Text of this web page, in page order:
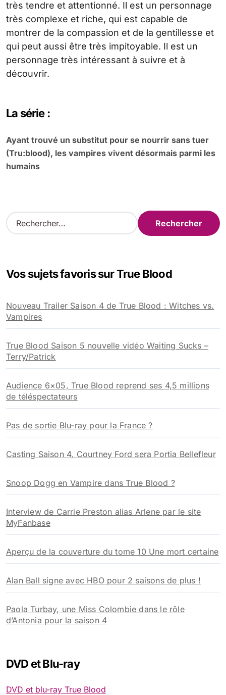
très tendre et attentionné. Il est un personnage
très complexe et riche, qui est capable de
montrer de la compassion et de la gentillesse et
qui peut aussi être très impitoyable. Il est un
personnage très intéressant à suivre et à
découvrir.
La série :
Ayant trouvé un substitut pour se nourrir sans tuer
(Tru:blood), les vampires vivent désormais parmi les
humains
R
e
r
e
r
Vos sujets favoris sur True Blood
Nouveau Trailer Saison 4 de True Blood : Witches vs.
Vampires
True Blood Saison 5 nouvelle vidéo Waiting Sucks –
Terry/Patrick
Audience 6×05, True Blood reprend ses 4,5 millions
de téléspectateurs
Pas de sortie Blu-ray pour la France ?
Casting Saison 4, Courtney Ford sera Portia Bellefleur
Snoop Dogg en Vampire dans True Blood ?
Interview de Carrie Preston alias Arlene par le site
MyFanbase
Aperçu de la couverture du tome 10 Une mort certaine
Alan Ball signe avec HBO pour 2 saisons de plus !
Paola Turbay, une Miss Colombie dans le rôle
d’Antonia pour la saison 4
DVD et Blu-ray
DVD et blu-ray True Blood